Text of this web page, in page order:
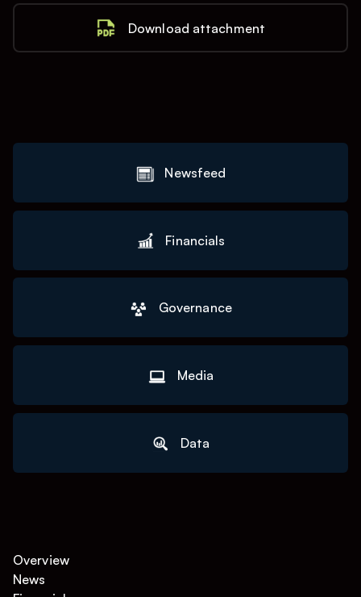
Download attachment
Newsfeed
Financials
Governance
Media
Data
Overview
News